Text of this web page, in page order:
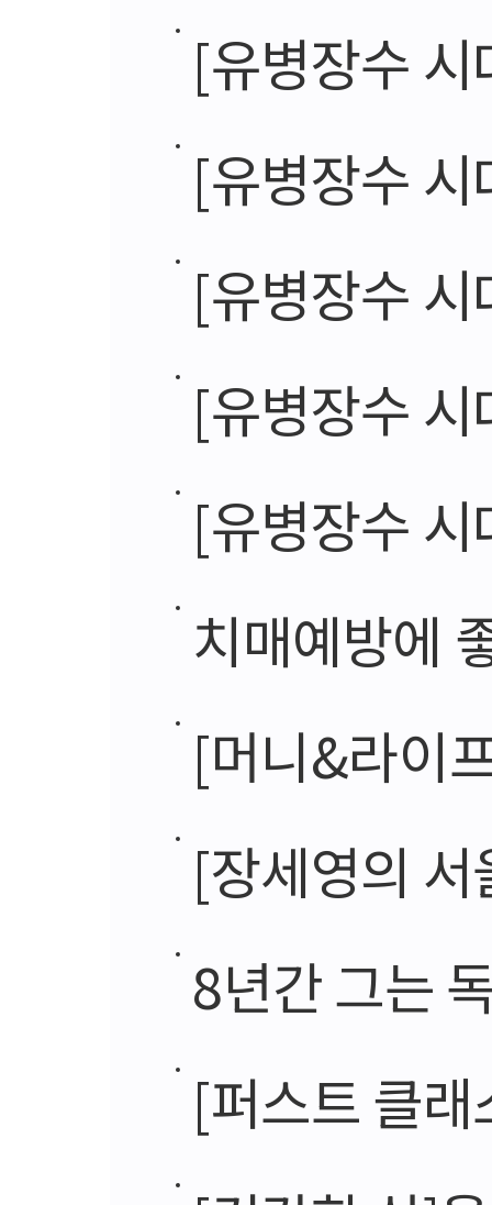
[유병장수 시대의
[유병장수 시대
[유병장수 시대의 그
[유병장수 시대의 그
[유병장수 시대의 그
치매예방에
[머니&라이
[장세영의 서울 숨
8년간 그는
[퍼스트 클래스 스토